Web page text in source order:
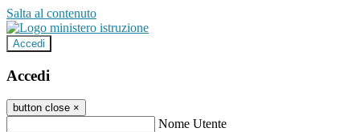
Salta al contenuto
Accedi
Accedi
button close ×
Nome Utente